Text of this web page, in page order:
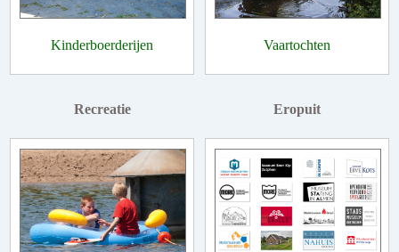
Kinderboerderijen Vaartochten
Recreatie Eropuit